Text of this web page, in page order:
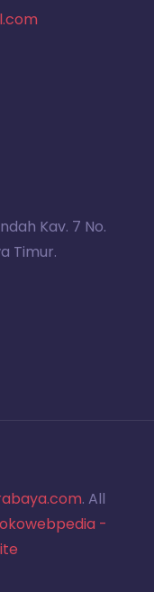
Kav. 7 No.
Timur.
. All
-